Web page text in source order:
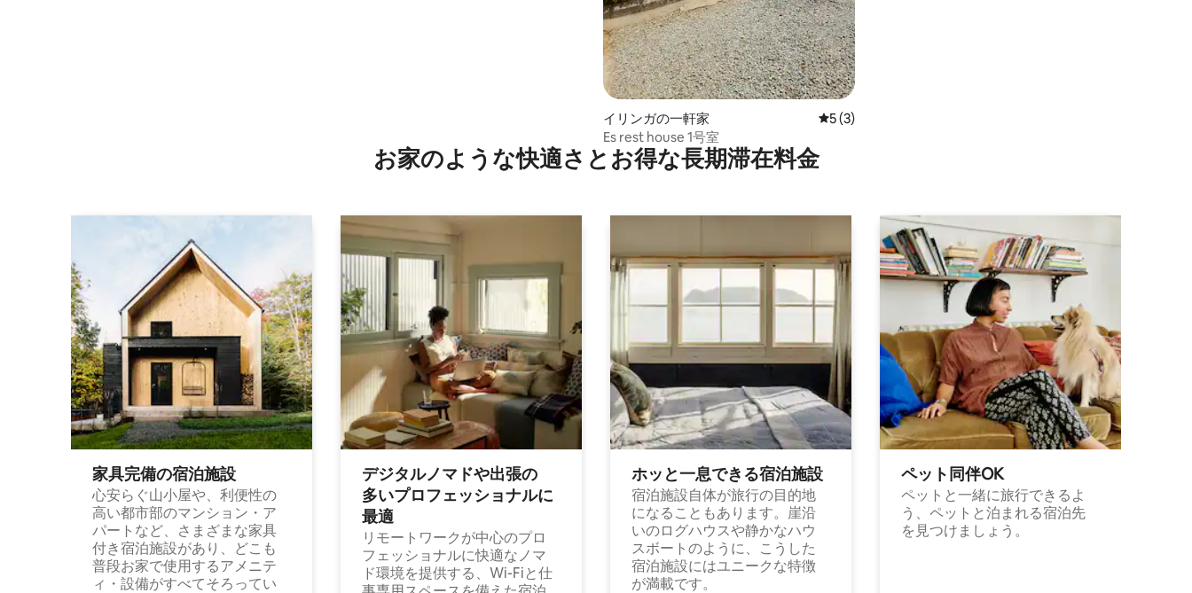
イリンガの一軒家 レビュー3件、5つ星中5つ星の平均評価
5 (3)
Es rest house 1号室
お家のような快⁠適⁠さ⁠とお⁠得⁠な長⁠期⁠滞⁠在料⁠金
家具完備の宿⁠泊⁠施⁠設
心安らぐ山小屋や、利便性の
高い都市部のマンション・ア
パートなど、さまざまな家具
付き宿泊施設があり、どこも
普段お家で使用するアメニテ
ィ・設備がすべてそろってい
デジタルノマドや出⁠張⁠の
多⁠いプ⁠ロ⁠フ⁠ェ⁠ッ⁠シ⁠ョ⁠ナ⁠ル⁠に
最⁠適
リモートワークが中心のプロ
フェッショナルに快適なノマ
ド環境を提供する、Wi-Fiと仕
ホッと一⁠息⁠で⁠き⁠る宿⁠泊施⁠設
宿泊施設自体が旅行の目的地
になることもあります。崖沿
いのログハウスや静かなハウ
スボートのように、こうした
宿泊施設にはユニークな特徴
が満載です。
ペット同⁠伴OK
ペットと一緒に旅行できるよ
う、ペットと泊まれる宿泊先
を見つけましょう。